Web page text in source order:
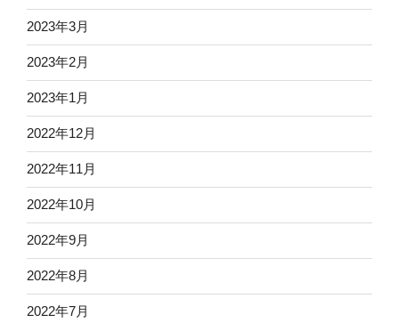
2023年3月
2023年2月
2023年1月
2022年12月
2022年11月
2022年10月
2022年9月
2022年8月
2022年7月